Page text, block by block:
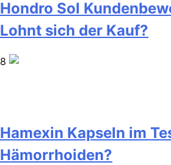
Hondro Sol
Lohnt sich der Kauf?
8
Hamexin Kapseln im
Hämorrhoiden?